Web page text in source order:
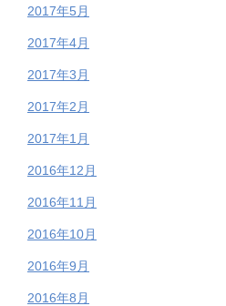
2017年5月
2017年4月
2017年3月
2017年2月
2017年1月
2016年12月
2016年11月
2016年10月
2016年9月
2016年8月